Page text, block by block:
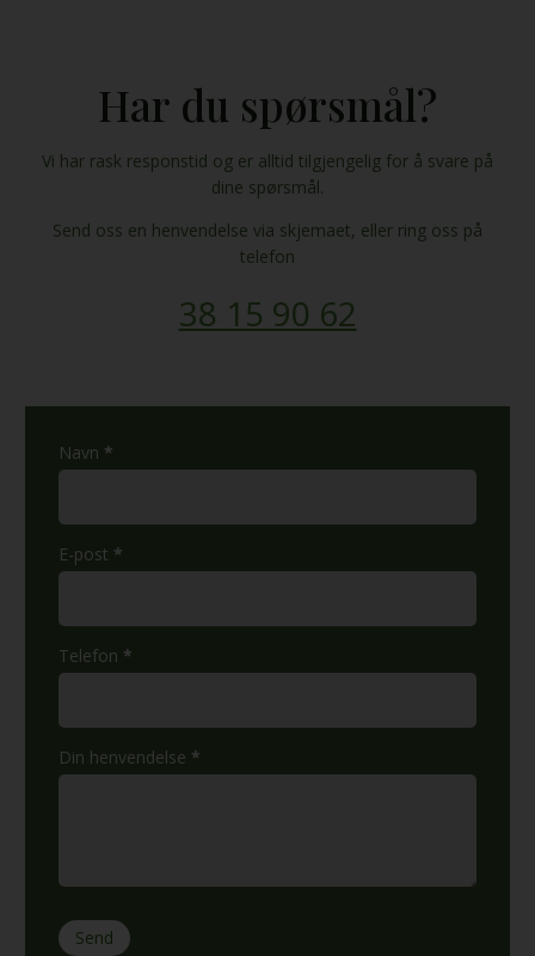
Har du spørsmål?
​Vi har rask responstid og er alltid ​tilgjengelig for å svare på
dine spørsmål.
Send oss en henvendelse via skjemaet, eller ring oss på
telefon
38 15 90 62
kontaktskjema
Navn *
E-post *
Telefon *
Din henvendelse *
Send